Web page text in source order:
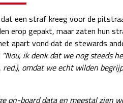
een straf kreeg voor de
erop gepakt, maar zaten hun
apart vond dat de stewards
"Nou, ik denk dat we nog steeds
omdat we echt wilden
on-board data en meestal zien